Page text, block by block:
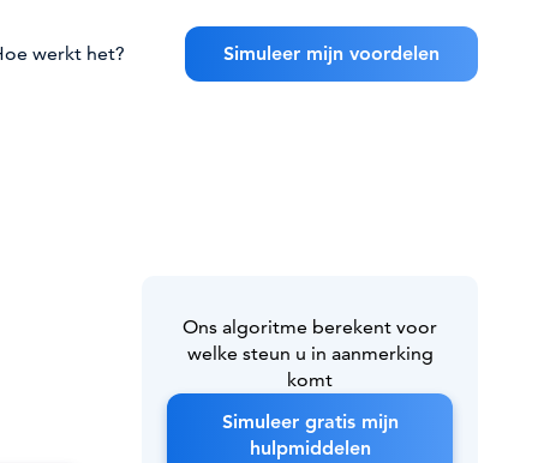
werkt het? Simuleer mijn voordelen
Ons algoritme berekent voor
welke steun u in aanmerking
komt
Simuleer gratis mijn
hulpmiddelen